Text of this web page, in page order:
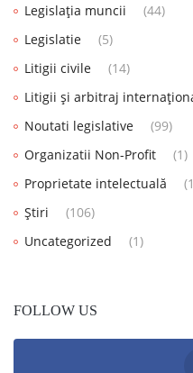
Legislația muncii
(44)
Legislatie
(5)
Litigii civile
(14)
Litigii și arbitraj
Noutati legislative
(99)
Organizatii Non-Profit
(1)
Proprietate intelectuală
Știri
(106)
Uncategorized
(1)
FOLLOW US